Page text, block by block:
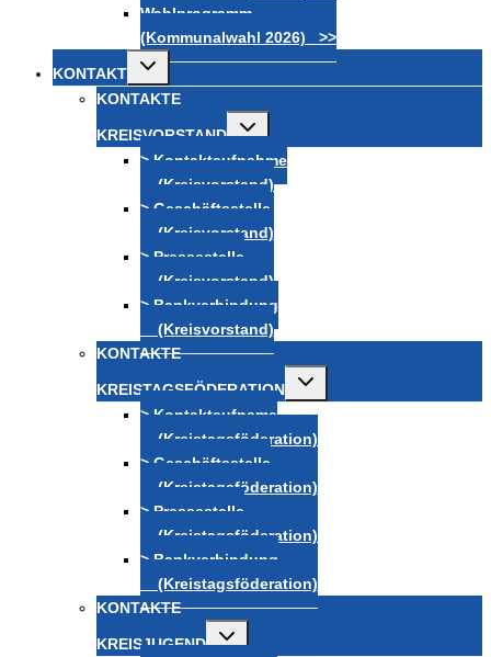
Wahlprogramm
(Kommunalwahl 2026) >>
KONTAKT
Untermenü
KONTAKTE
KREISVORSTAND
Untermenü
umschalten
> Kontaktaufnahme
(Kreisvorstand)
> Geschäftsstelle
(Kreisvorstand)
> Pressestelle
(Kreisvorstand)
> Bankverbindung
(Kreisvorstand)
KONTAKTE
KREISTAGSFÖDERATION
Untermenü
> Kontaktaufname
(Kreistagsföderation)
> Geschäftsstelle
(Kreistagsföderation)
> Pressestelle
(Kreistagsföderation)
> Bankverbindung
(Kreistagsföderation)
KONTAKTE
KREISJUGEND
Untermenü
umschalten